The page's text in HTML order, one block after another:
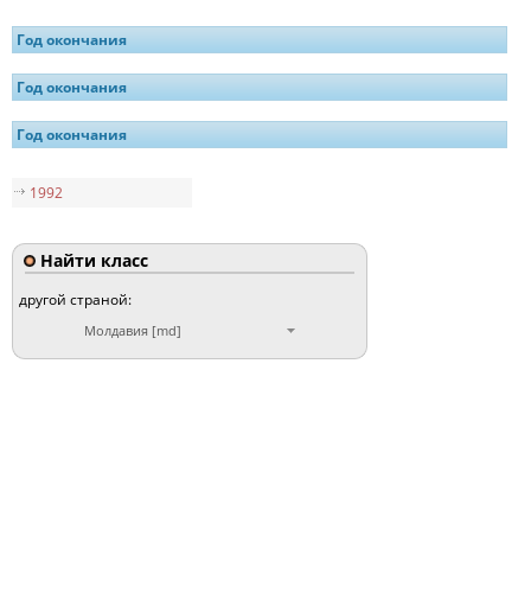
Год окончания
Год окончания
Год окончания
1992
Найти класс
другой страной:
Молдавия [md]